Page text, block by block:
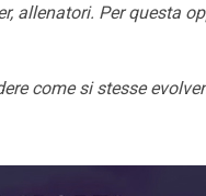
allenatori. Per questa
come si stesse